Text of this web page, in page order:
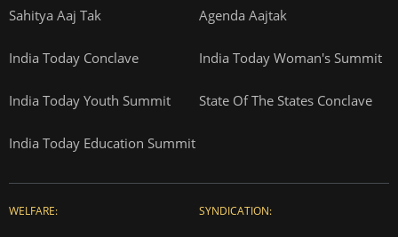
Sahitya Aaj Tak Agenda Aajtak
India Today Conclave India Today Woman's Summit
India Today Youth Summit State Of The States Conclave
India Today Education Summit
WELFARE: SYNDICATION: